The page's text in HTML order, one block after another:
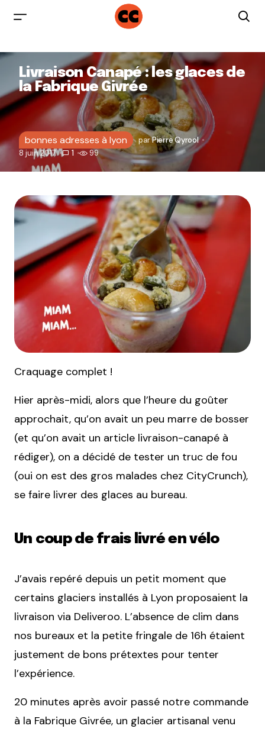
Livraison Canapé : les glaces de
la Fabrique Givrée
bonnes adresses à lyon parPierre Qyrool
8 juin 2017
1 99
Craquage complet !
Hier après-midi, alors que l’heure du goûter
approchait, qu’on avait un peu marre de bosser
(et qu’on avait un article livraison-canapé à
rédiger), on a décidé de tester un truc de fou
(oui on est des gros malades chez CityCrunch),
se faire livrer des glaces au bureau.
Un coup de frais livré en vélo
J’avais repéré depuis un petit moment que
certains glaciers installés à Lyon proposaient la
livraison via Deliveroo. L’absence de clim dans
nos bureaux et la petite fringale de 16h étaient
justement de bons prétextes pour tenter
l’expérience.
20 minutes après avoir passé notre commande
à la Fabrique Givrée, un glacier artisanal venu